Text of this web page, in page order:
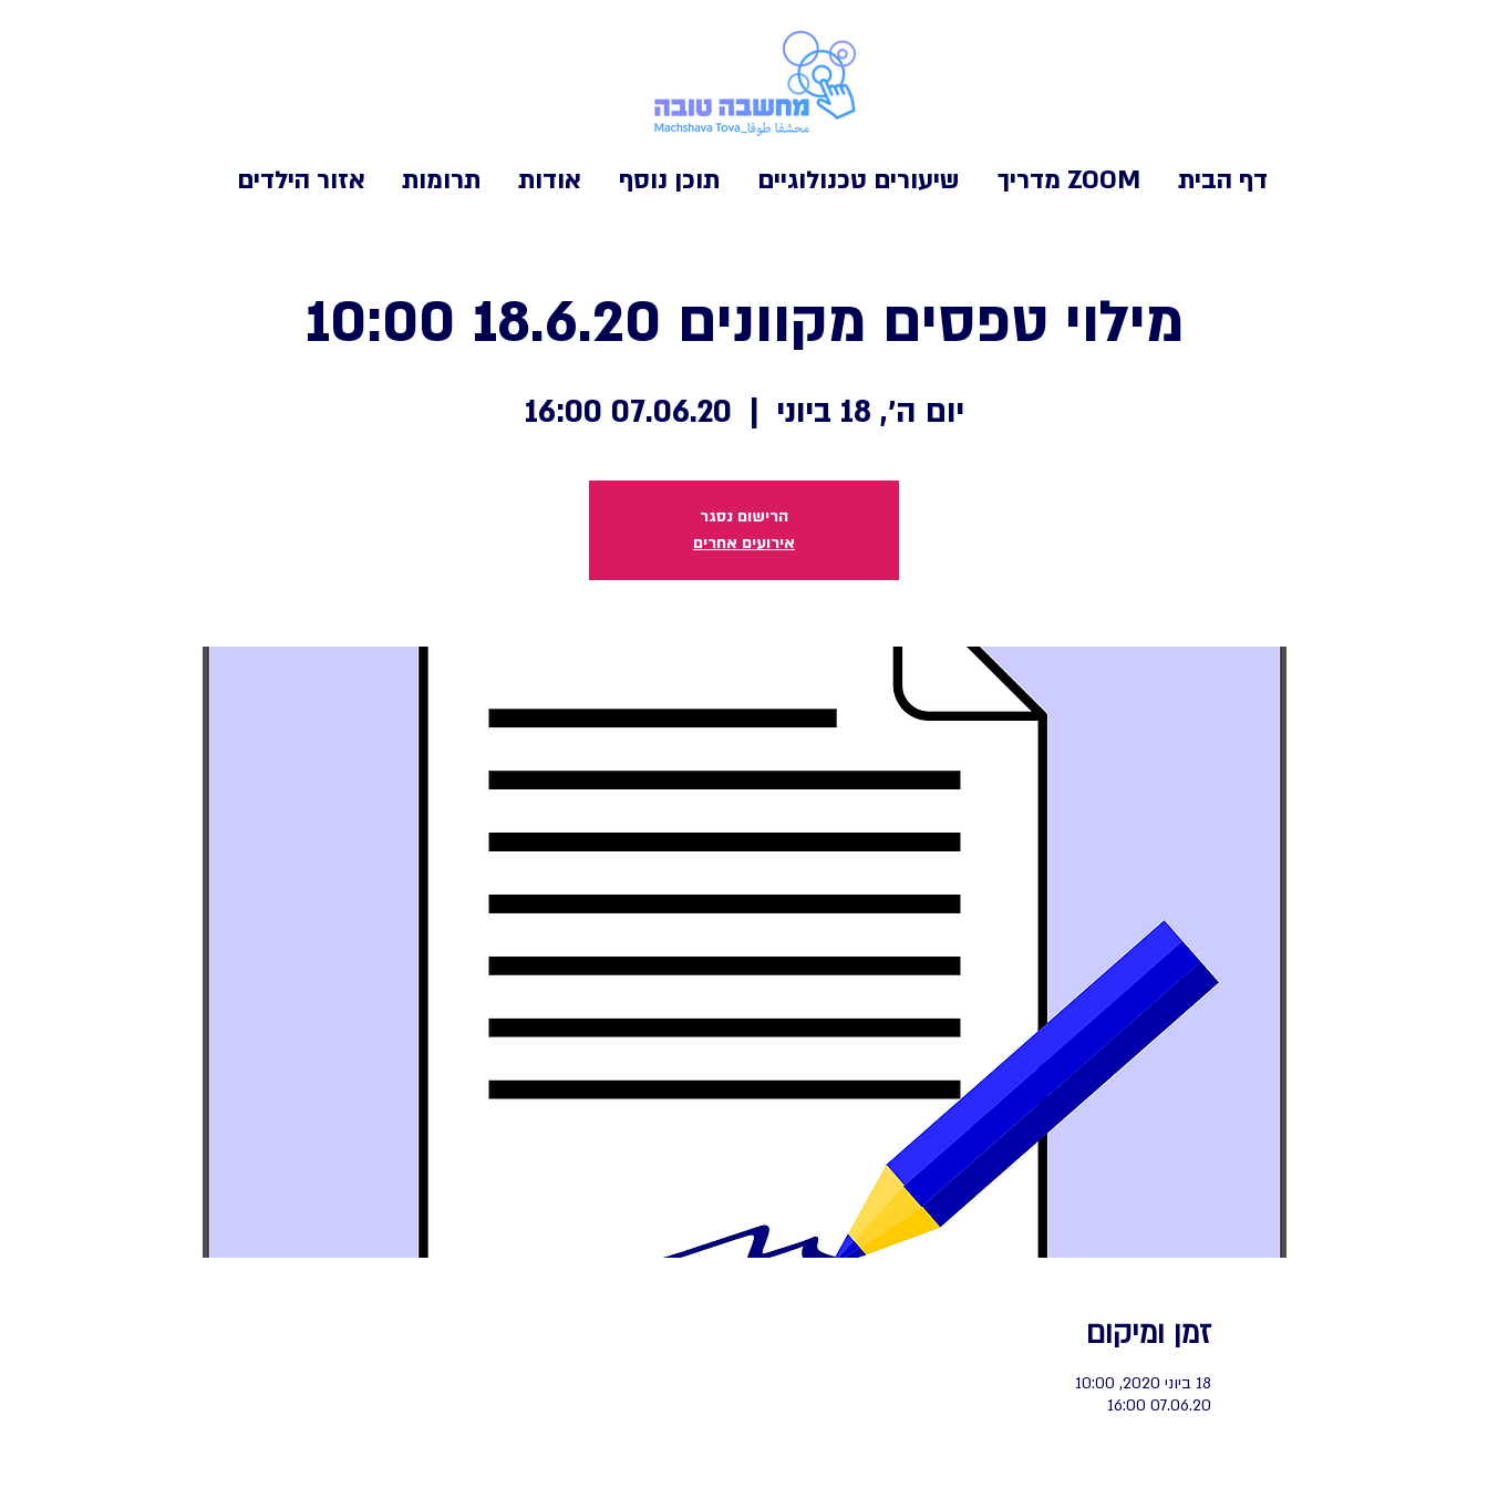
דף הבית ZOOM מדריך שיעורים טכנולוגיים תוכן נוסף אודות תרומות אזור הילדים
מילוי טפסים מקוונים 18.6.20 10:00
יום ה׳, 18 ביוני
  |
07.06.20 16:00
הרישום נסגר
אירועים אחרים
זמן ומיקום
18 ביוני 2020, 10:00
07.06.20 16:00